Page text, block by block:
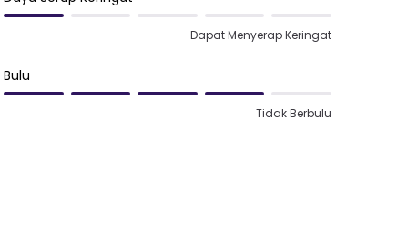
Dapat Menyerap Keringat
Bulu
Tidak Berbulu